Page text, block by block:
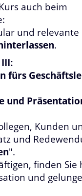
auch beim
und relevante
.
fürs
und
Kunden
und
".
finden Sie
und